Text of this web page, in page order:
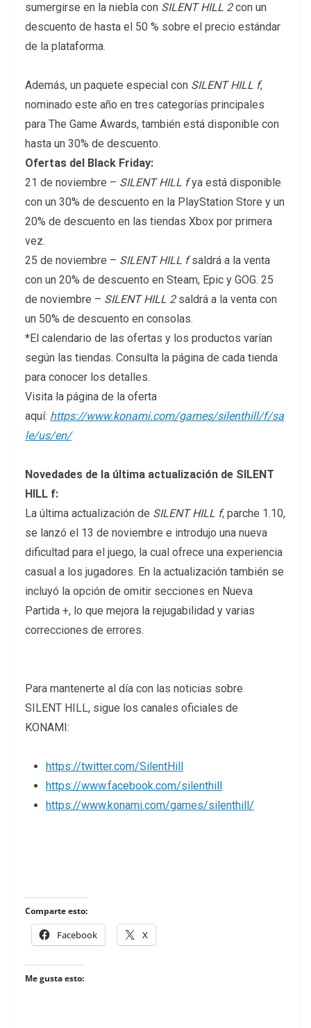
sumergirse en la niebla con SILENT HILL 2con un
descuento de hasta el 50 % sobre el precio estándar
de la plataforma.
Además, un paquete especial con SILENT HILL f,
nominado este año en tres categorías principales
para The Game Awards, también está disponible con
hasta un 30% de descuento.
Ofertas del Black Friday:
21 de noviembre – SILENT HILL fya está disponible
con un 30% de descuento en la PlayStation Store y un
20% de descuento en las tiendas Xbox por primera
vez.
25 de noviembre – SILENT HILL fsaldrá a la venta
con un 20% de descuento en Steam, Epic y GOG. 25
de noviembre – SILENT HILL 2 saldrá a la venta con
un 50% de descuento en consolas.
*El calendario de las ofertas y los productos varían
según las tiendas. Consulta la página de cada tienda
para conocer los detalles.
Visita la página de la oferta
aquí: https://www.konami.com/games/silenthill/f/sa
le/us/en/
Novedades de la última actualización de SILENT
HILL f:
La última actualización de SILENT HILL f, parche 1.10,
se lanzó el 13 de noviembre e introdujo una nueva
dificultad para el juego, la cual ofrece una experiencia
casual a los jugadores. En la actualización también se
incluyó la opción de omitir secciones en Nueva
Partida +, lo que mejora la rejugabilidad y varias
correcciones de errores.
Para mantenerte al día con las noticias sobre
SILENT HILL, sigue los canales oficiales de
KONAMI:
https://twitter.com/SilentHill
https://www.facebook.com/silenthill
https://www.konami.com/games/silenthill/
Comparte esto:
Facebook X
Me gusta esto: